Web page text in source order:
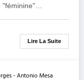
Lire La Suite